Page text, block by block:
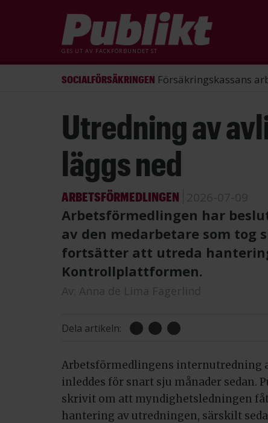
huvudinnehåll
GES UT AV FACKFÖRBUNDET ST
ARBETSRÄTT ST förlorade mål mot
Utredning av
läggs ned
ARBETSFÖRMEDLINGEN
Arbetsförmedlingen har
av den medarbetare som tog
fortsätter att utreda
Kontrollplattformen.
Dela artikeln:
Arbetsförmedlingens internutredning
inleddes för snart sju månader sedan.
skrivit om att myndighetsledningen
hantering av utredningen, särskilt